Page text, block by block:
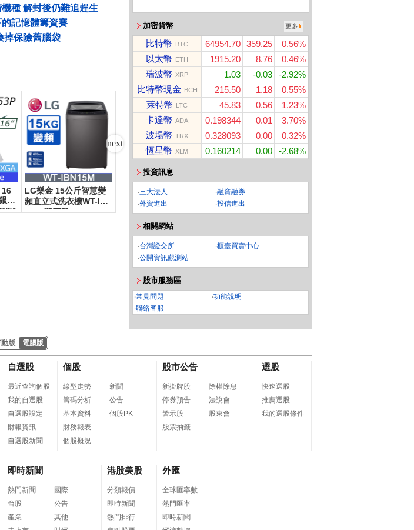
種 解封後仍難追趕生
52天 鴻海痛失銷售...
記憶體籌資賽
掉保險舊腦袋
色
51
LG樂金 15公斤智慧變
頻直立式洗衣機WT-IBN
15M(曜石黑)
Anker A1664 10000m
【哈根達斯-冷凍宅配】
歐風甜點派對迷你杯16
入組(官方旗艦直送)
更多
加密貨幣
比特幣 BTC 64954.70 359.25
0.56%
以太幣 ETH 1915.20 8.76
0.46%
瑞波幣 XRP 1.03 -0.03
-2.92%
比特幣現金 BCH 215.50 1.18
0.55%
萊特幣 LTC 45.83 0.56
1.23%
卡達幣 ADA 0.198344 0.01
3.70%
波場幣 TRX 0.328093 0.00
0.32%
恆星幣 XLM 0.160214 0.00 -2.68%
投資訊息
‧三大法人 ‧融資融券
‧外資進出 ‧投信進出
相關網站
‧台灣證交所 ‧櫃臺買賣中心
‧公開資訊觀測站
股市服務區
‧常見問題 ‧功能說明
‧聯絡客服
版 電腦版
自選股
最近查詢個股
我的自選股
自選股設定
財報資訊
自選股新聞
個股
線型走勢
籌碼分析
基本資料
財務報表
個股概況
新聞
公告
個股PK
股市公告
新掛牌股
停券預告
警示股
股票抽籤
除權除息
法說會
股東會
選股
快速選股
推薦選股
我的選股條件
即時新聞
熱門新聞
台股
產業
國際
公告
其他
港股美股
分類報價
即時新聞
熱門排行
外匯
全球匯率數
熱門匯率
即時新聞